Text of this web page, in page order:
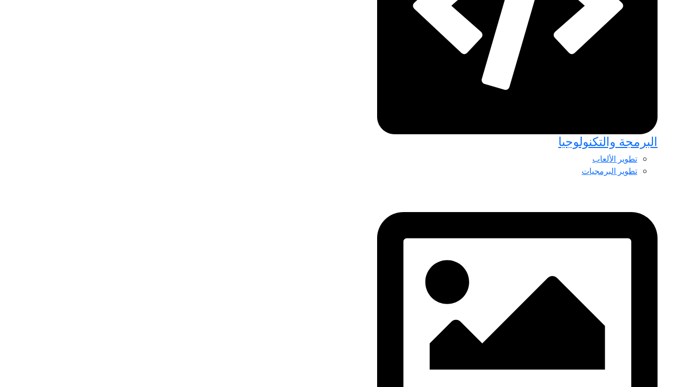
البرمجة والتكنولوجيا
تطوير الألعاب
تطوير البرمجيات